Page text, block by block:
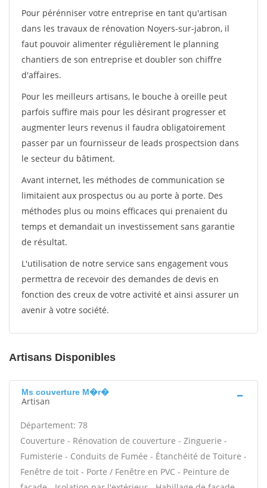
Pour pérénniser votre entreprise en tant qu'artisan
dans les travaux de rénovation Noyers-sur-jabron, il
faut pouvoir alimenter régulièrement le planning
chantiers de son entreprise et doubler son chiffre
d'affaires.
Pour les meilleurs artisans, le bouche à oreille peut
parfois suffire mais pour les désirant progresser et
augmenter leurs revenus il faudra obligatoirement
passer par un fournisseur de leads prospectsion dans
le secteur du bâtiment.
Avant internet, les méthodes de communication se
limitaient aux prospectus ou au porte à porte. Des
méthodes plus ou moins efficaces qui prenaient du
temps et demandait un investissement sans garantie
de résultat.
L'utilisation de notre service sans engagement vous
permettra de recevoir des demandes de devis en
fonction des creux de votre activité et ainsi assurer un
avenir à votre société.
Artisans Disponibles
Ms couverture M�r�
Artisan
Département: 78
Couverture - Rénovation de couverture - Zinguerie -
Fumisterie - Conduits de Fumée - Étanchéité de Toiture -
Fenêtre de toit - Porte / Fenêtre en PVC - Peinture de